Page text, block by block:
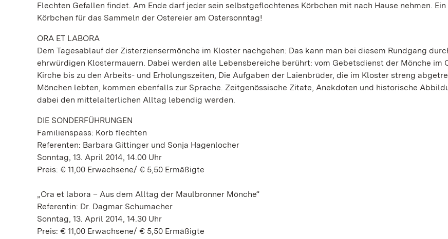
Flechten Gefallen findet. Am Ende darf jeder sein selbstgeflochtenes Körbchen mit nach Hause nehmen. Ein
Körbchen für das Sammeln der Ostereier am Ostersonntag!
ORA ET LABORA
Dem Tagesablauf der Zisterziensermönche im Kloster nachgehen: Das kann man bei diesem Rundgang
ehrwürdigen Klostermauern. Dabei werden alle Lebensbereiche berührt: vom Gebetsdienst der Mönche im
Kirche bis zu den Arbeits- und Erholungszeiten, Die Aufgaben der Laienbrüder, die im Kloster streng
Mönchen lebten, kommen ebenfalls zur Sprache. Zeitgenössische Zitate, Anekdoten und historische
dabei den mittelalterlichen Alltag lebendig werden.
DIE SONDERFÜHRUNGEN
Familienspass: Korb flechten
Referenten: Barbara Gittinger und Sonja Hagenlocher
Sonntag, 13. April 2014, 14.00 Uhr
Preis: € 11,00 Erwachsene/ € 5,50 Ermäßigte
„Ora et labora – Aus dem Alltag der Maulbronner Mönche“
Referentin: Dr. Dagmar Schumacher
Sonntag, 13. April 2014, 14.30 Uhr
Preis: € 11,00 Erwachsene/ € 5,50 Ermäßigte